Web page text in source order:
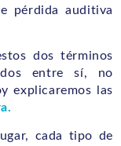
pérdida auditiva
dos términos
entre sí, no
explicaremos las
cada tipo de